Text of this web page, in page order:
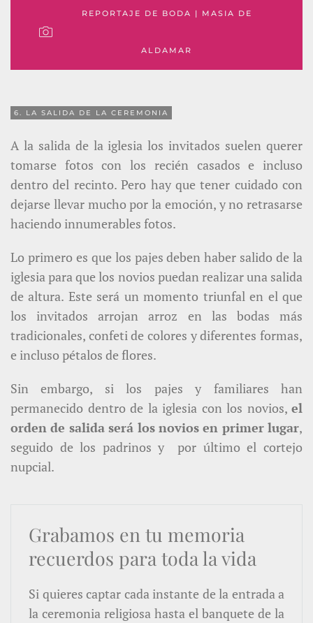
REPORTAJE DE BODA | MASIA DE
ALDAMAR
6. LA SALIDA DE LA CEREMONIA
A la salida de la iglesia los invitados suelen querer
tomarse fotos con los recién casados e incluso
dentro del recinto. Pero hay que tener cuidado con
dejarse llevar mucho por la emoción, y no retrasarse
haciendo innumerables fotos.
Lo primero es que los pajes deben haber salido de la
iglesia para que los novios puedan realizar una salida
de altura. Este será un momento triunfal en el que
los invitados arrojan arroz en las bodas más
tradicionales, confeti de colores y diferentes formas,
e incluso pétalos de flores.
Sin embargo, si los pajes y familiares han
permanecido dentro de la iglesia con los novios, el
orden de salida será los novios en primer lugar,
seguido de los padrinos y por último el cortejo
nupcial.
Grabamos en tu memoria
recuerdos para toda la vida
Si quieres captar cada instante de la entrada a
la ceremonia religiosa hasta el banquete de la